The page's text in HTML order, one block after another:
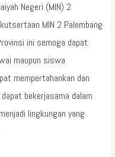
Negeri (MIN) 2
MIN 2 Palembang
ini semoga dapat
maupun siswa
mempertahankan dan
bekerjasama dalam
lingkungan yang